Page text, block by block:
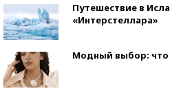
Путешествие в
«Интерстеллара»
Модный выбор: что